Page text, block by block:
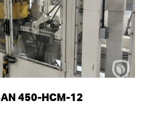
450-HCM-12